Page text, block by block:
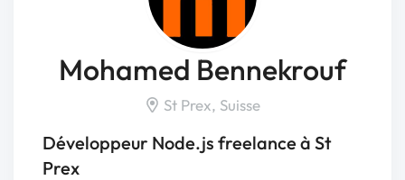
Mohamed Bennekrouf
St Prex, Suisse
Développeur Node.js freelance à St
Prex